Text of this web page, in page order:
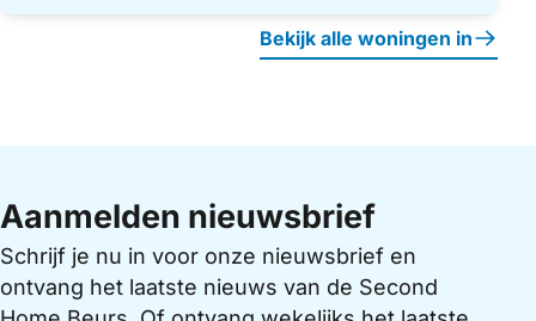
Bekijk alle woningen in
Aanmelden nieuwsbrief
Schrijf je nu in voor onze nieuwsbrief en
ontvang het laatste nieuws van de Second